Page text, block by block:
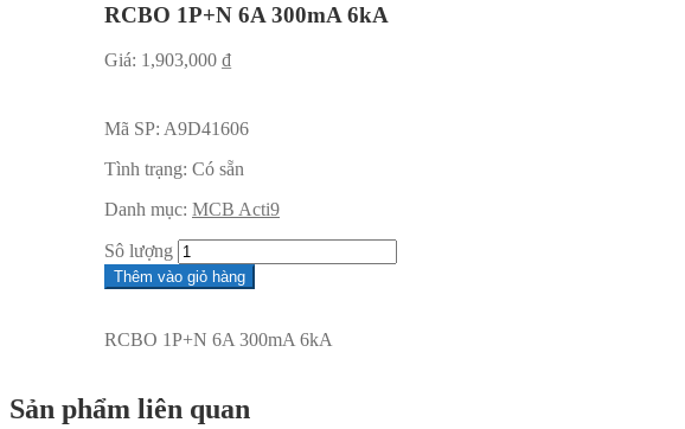
RCBO 1P+N 6A 300mA 6kA
Giá: 1,903,000 ₫
Mã SP: A9D41606
Tình trạng: Có sẵn
Danh mục: MCB Acti9
Sô lượng
Thêm vào giỏ hàng
RCBO 1P+N 6A 300mA 6kA
Sản phẩm liên quan